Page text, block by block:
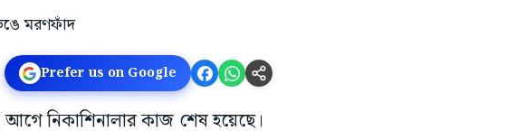
Prefer us on Google
আগে নিকাশিনালার কাজ শেষ হয়েছে।